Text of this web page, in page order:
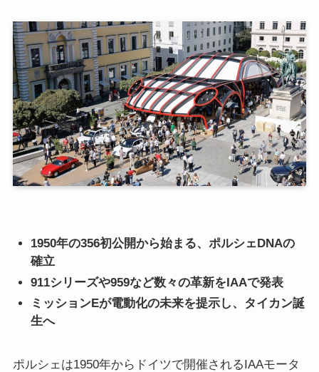
1950年の356初公開から始まる、ポルシェDNAの
確立
911シリーズや959など数々の革新をIAAで発表
ミッションEが電動化の未来を提示し、タイカン誕
生へ
ポルシェは1950年からドイツで開催されるIAAモータ